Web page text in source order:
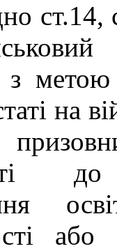
ст.14,
метою
на